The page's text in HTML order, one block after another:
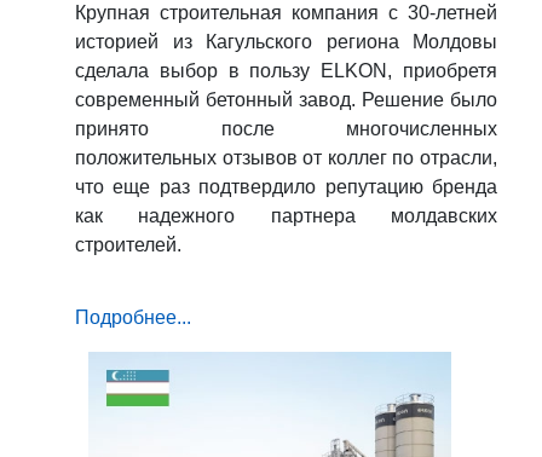
Крупная строительная компания с 30-летней
историей из Кагульского региона Молдовы
сделала выбор в пользу ELKON, приобретя
современный бетонный завод. Решение было
принято после многочисленных
положительных отзывов от коллег по отрасли,
что еще раз подтвердило репутацию бренда
как надежного партнера молдавских
строителей.
Подробнее...